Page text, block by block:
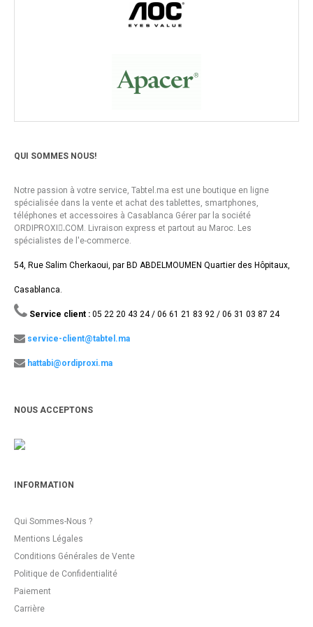
QUI SOMMES NOUS!
Notre passion à votre service, Tabtel.ma est une boutique en ligne
spécialisée dans la vente et achat des tablettes, smartphones,
téléphones et accessoires à Casablanca Gérer par la société
ORDIPROXI.ِCOM. Livraison express et partout au Maroc. Les
spécialistes de l'e-commerce.
54, Rue Salim Cherkaoui, par BD ABDELMOUMEN Quartier des Hôpitaux,
Casablanca.
Service client : 05 22 20 43 24 / 06 61 21 83 92 / 06 31 03 87 24
service-client@tabtel.ma
hattabi@ordiproxi.ma
NOUS ACCEPTONS
INFORMATION
Qui Sommes-Nous ?
Mentions Légales
Conditions Générales de Vente
Politique de Confidentialité
Paiement
Carrière